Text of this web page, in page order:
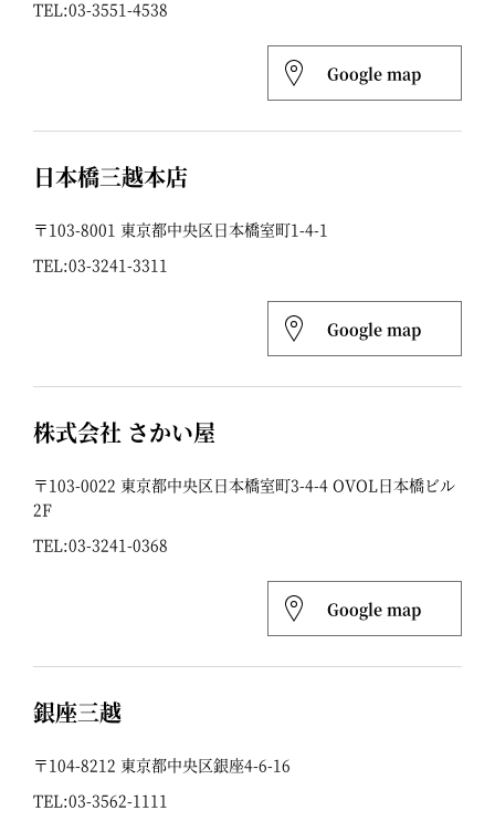
TEL:03-3551-4538
Google map
日本橋三越本店
〒103-8001 東京都中央区日本橋室町1-4-1
TEL:03-3241-3311
Google map
株式会社 さかい屋
〒103-0022 東京都中央区日本橋室町3-4-4 OVOL日本橋ビル
2F
TEL:03-3241-0368
Google map
銀座三越
〒104-8212 東京都中央区銀座4-6-16
TEL:03-3562-1111